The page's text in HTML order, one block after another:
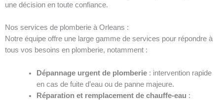
une décision en toute confiance.
Nos services de plomberie à Orleans :
Notre équipe offre une large gamme de services pour répondre à
tous vos besoins en plomberie, notamment :
Dépannage urgent de plomberie: intervention rapide
en cas de fuite d’eau ou de panne majeure.
Réparation et remplacement de chauffe-eau :